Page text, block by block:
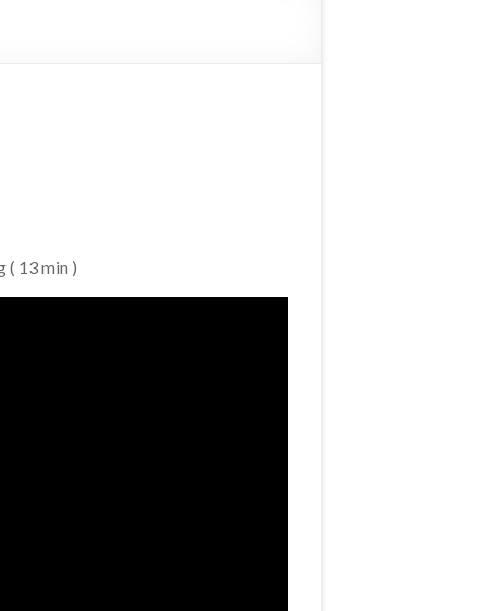
( 13 min )